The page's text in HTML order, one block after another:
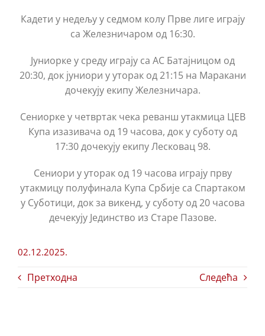
Кадети у недељу у седмом колу Прве лиге играју
са Железничаром од 16:30.
Јуниорке у среду играју са АС Батајницом од
20:30, док јуниори у уторак од 21:15 на Маракани
дочекују екипу Железничара.
Сениорке у четвртак чека реванш утакмица ЦЕВ
Купа изазивача од 19 часова, док у суботу од
17:30 дочекују екипу Лесковац 98.
Сениори у уторак од 19 часова играју прву
утакмицу полуфинала Купа Србије са Спартаком
у Суботици, док за викенд, у суботу од 20 часова
дечекују Јединство из Старе Пазове.
02.12.2025.
Претходна Следећа